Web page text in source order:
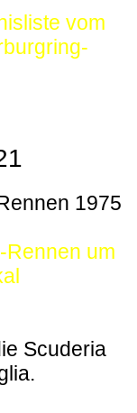
vom
1975
Rennen um
Scuderia